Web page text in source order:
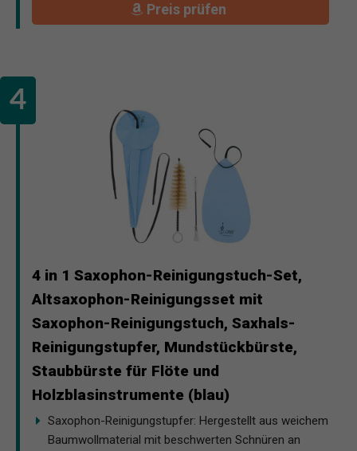
Preis prüfen
4 in 1 Saxophon-Reinigungstuch-Set,
Altsaxophon-Reinigungsset mit
Saxophon-Reinigungstuch, Saxhals-
Reinigungstupfer, Mundstückbürste,
Staubbürste für Flöte und
Holzblasinstrumente (blau)
Saxophon-Reinigungstupfer: Hergestellt aus weichem
Baumwollmaterial mit beschwerten Schnüren an